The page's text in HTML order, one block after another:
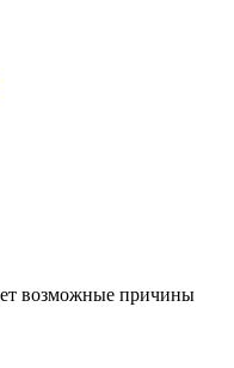
возможные причины